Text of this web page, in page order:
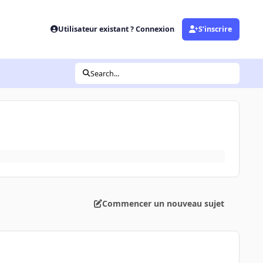
Utilisateur existant ? Connexion S’inscrire
Search...
Commencer un nouveau sujet